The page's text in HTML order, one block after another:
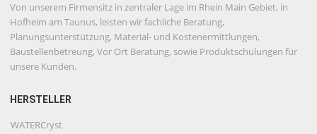
Von unserem Firmensitz in zentraler Lage im Rhein Main Gebiet, in
Hofheim am Taunus, leisten wir fachliche Beratung,
Planungsunterstützung, Material- und Kostenermittlungen,
Baustellenbetreung, Vor Ort Beratung, sowie Produktschulungen für
unsere Kunden.
HERSTELLER
WATERCryst